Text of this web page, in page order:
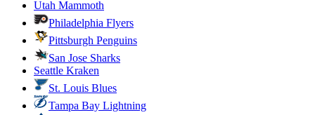
Utah Mammoth
Philadelphia Flyers
Pittsburgh Penguins
San Jose Sharks
Seattle Kraken
St. Louis Blues
Tampa Bay Lightning